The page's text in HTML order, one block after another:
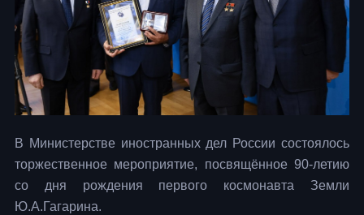
В Министерстве иностранных дел России состоялось
торжественное мероприятие, посвящённое 90-летию
со дня рождения первого космонавта Земли
Ю.А.Гагарина.